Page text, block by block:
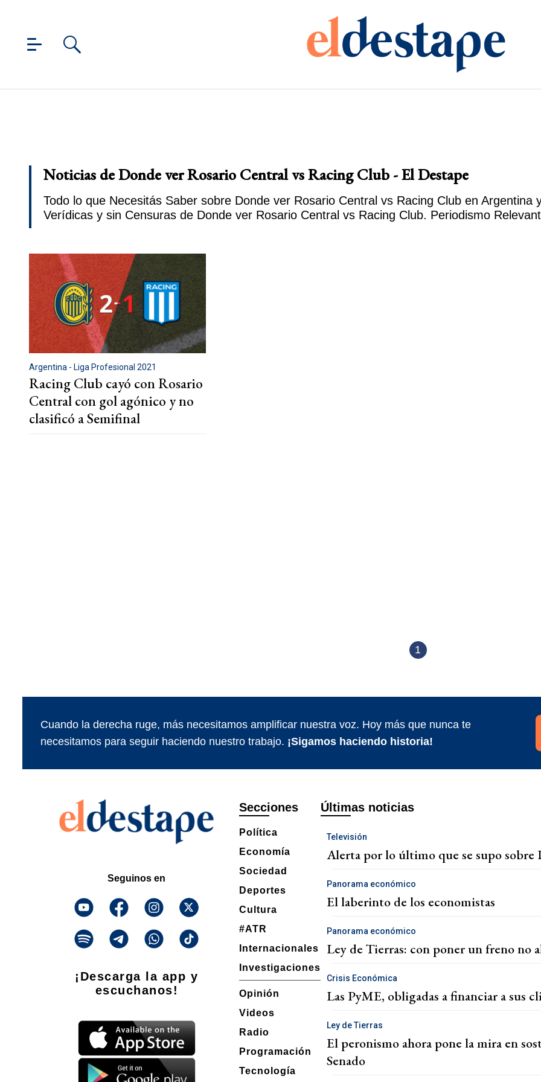
Noticias de Donde ver Rosario Central vs Racing Club - El Destape
Todo lo que Necesitás Saber sobre Donde ver Rosario Central vs Racing Club en
Verídicas y sin Censuras de Donde ver Rosario Central vs Racing Club. Periodismo
Argentina - Liga Profesional 2021
Racing Club cayó con Rosario
Central con gol agónico y no
clasificó a Semifinal
1
Cuando la derecha ruge, más necesitamos amplificar nuestra voz. Hoy más que nunca te
necesitamos para seguir haciendo nuestro trabajo. ¡Sigamos haciendo historia!
Seguinos en
¡Descarga la app y
escuchanos!
Secciones
Política
Economía
Sociedad
Deportes
Cultura
#ATR
Internacionales
Investigaciones
Opinión
Videos
Radio
Programación
Tecnología
Últimas noticias
Televisión
Alerta por lo último que se supo sobre
Panorama económico
El laberinto de los economistas
Panorama económico
Ley de Tierras: con poner un freno no
Crisis Económica
Las PyME, obligadas a financiar a sus
Ley de Tierras
El peronismo ahora pone la mira en
Senado